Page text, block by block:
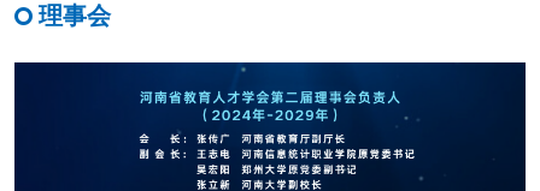
理事会